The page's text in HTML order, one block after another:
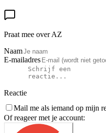
Praat mee over AZ
Naam
E-mailadres
Reactie
Mail me als iemand op mijn
Of reageer met je account: